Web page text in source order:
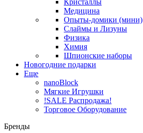
Кристаллы
Медицина
Опыты-домики (мини)
Слаймы и Лизуны
Физика
Химия
Шпионские наборы
Новогодние подарки
Еще
nanoBlock
Мягкие Игрушки
!SALE Распродажа!
Торговое Оборудование
Бренды